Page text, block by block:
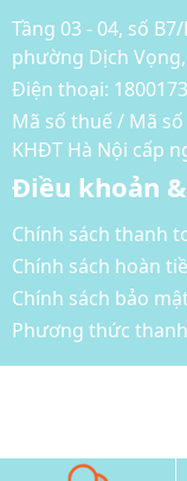
Tầng 03 - 04, số
phường Dịch
Điện thoại:
Mã số thuế / Mã
KHĐT Hà Nội cấp
Điều khoản
Chính sách thanh
Chính sách hoàn
Chính sách bảo
Phương thức